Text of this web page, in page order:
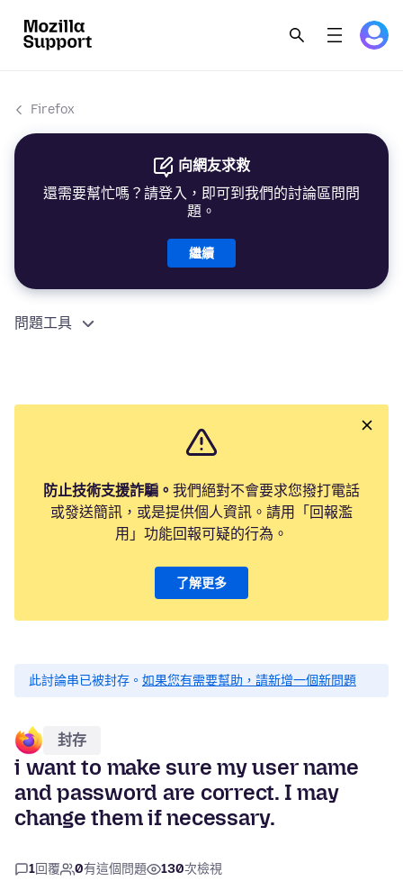
Firefox
向網友求救
還需要幫忙嗎？請登入，即可到我們的討論區問問
題。
繼續
問題工具
防止技術支援詐騙。 我們絕對不會要求您撥打電話
或發送簡訊，或是提供個人資訊。請用「回報濫
用」功能回報可疑的行為。
了解更多
此討論串已被封存。 如果您有需要幫助，請新增一個新問題
封存
i want to make sure my user name
and password are correct. I may
change them if necessary.
1回覆 0有這個問題 130次檢視